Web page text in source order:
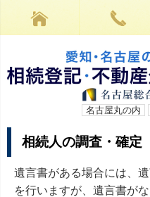
名古屋丸の内
相続人の調査・確定
遺言書がある場合には、
を行いますが、遺言書が